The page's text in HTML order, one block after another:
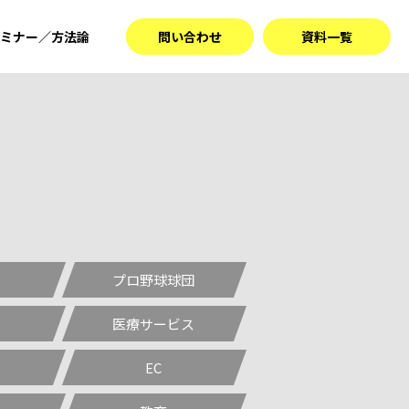
ナー／方法論 問い合わせ 資料一覧
プロ野球球団
医療サービス
EC